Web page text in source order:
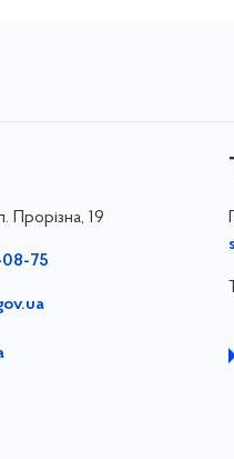
Прорізна, 19
75